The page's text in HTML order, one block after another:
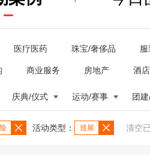
医疗医药 珠宝/奢侈品
商业服务 房地产 酒
庆典/仪式 运动/赛事 团
活动类型： 巡展 清空